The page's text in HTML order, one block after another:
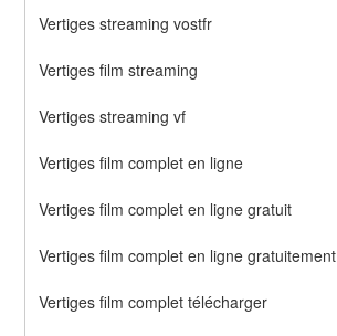
Vertiges streaming vostfr
Vertiges film streaming
Vertiges streaming vf
Vertiges film complet en ligne
Vertiges film complet en ligne gratuit
Vertiges film complet en ligne gratuitement
Vertiges film complet télécharger